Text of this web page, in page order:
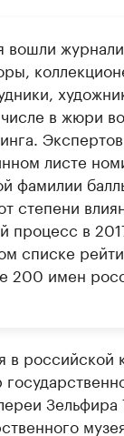
вошли
в жюри
листе
фамилии
степени
процесс в
списке
200 имен
в российской
Зельфира